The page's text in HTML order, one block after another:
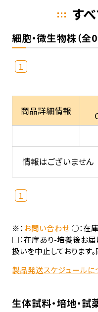
す
細胞・微生物株（全0
1
商品詳細情報
情報はございません
1
※：お問い合わせ○：在
□：在庫あり-培養後お
扱いを中止しております
製品発送スケジュールに
生体試料・培地・試